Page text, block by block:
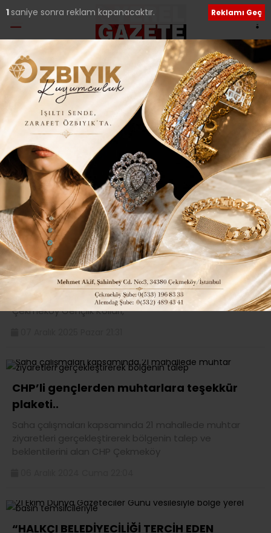
Etiket:Ali Karataş
İş kazalarında çocuk ölümlerine hayır!
“MESEM’e hayır!” diyerek iş kazalarındaki çocuk
ölümlerine dikkat çeken Cumhuriyet Halk Partisi
Çekmeköy Gençlik Kolları,
CHP’li gençlerden muhtarlara teşekkür
plaketi..
Saha çalışmaları kapsamında 21 mahallede muhtar
ziyaretleri gerçekleştirerek bölgenin talep ve
beklentilerini alan CHP Çekmeköy
“HALKÇI BELEDİYECİLİĞİ TERCİH EDEN